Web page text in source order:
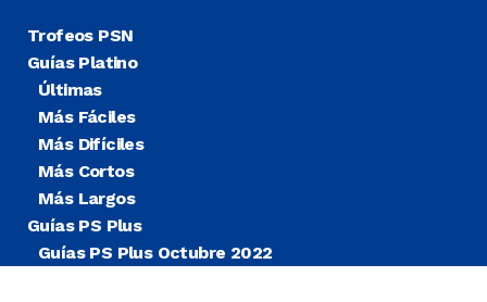
Trofeos PSN
Guías Platino
Últimas
Más Fáciles
Más Difíciles
Más Cortos
Más Largos
Guías PS Plus
Guías PS Plus Octubre 2022